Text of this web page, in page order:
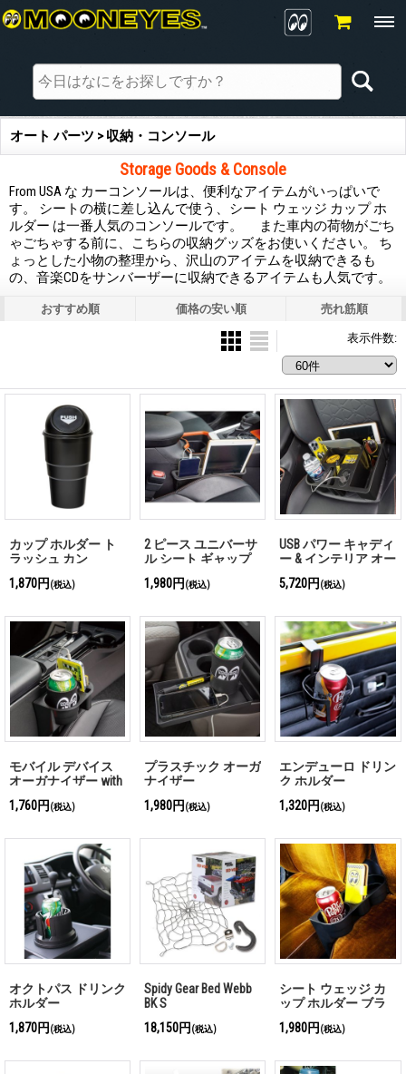
オート パーツ > 収納・コンソール
Storage Goods & Console
From USA な カーコンソールは、便利なアイテムがいっぱいで
す。 シートの横に差し込んで使う、シート ウェッジ カップ ホ
ルダー は一番人気のコンソールです。 また車内の荷物がごち
ゃごちゃする前に、こちらの収納グッズをお使いください。 ち
ょっとした小物の整理から、沢山のアイテムを収納できるも
の、音楽CDをサンバーザーに収納できるアイテムも人気です。
おすすめ順 価格の安い順 売れ筋順
表示件数:
カップ ホルダー ト
ラッシュ カン
1,870円 (税込)
2 ピース ユニバーサ
ル シート ギャップ
1,980円 (税込)
USB パワー キャディ
ー & インテリア オー
5,720円 (税込)
モバイル デバイス
オーガナイザー with
1,760円 (税込)
プラスチック オーガ
ナイザー
1,980円 (税込)
エンデューロ ドリン
ク ホルダー
1,320円 (税込)
オクトパス ドリンク
ホルダー
1,870円 (税込)
Spidy Gear Bed Webb
BK S
18,150円 (税込)
シート ウェッジ カ
ップ ホルダー ブラ
ック
1,980円 (税込)